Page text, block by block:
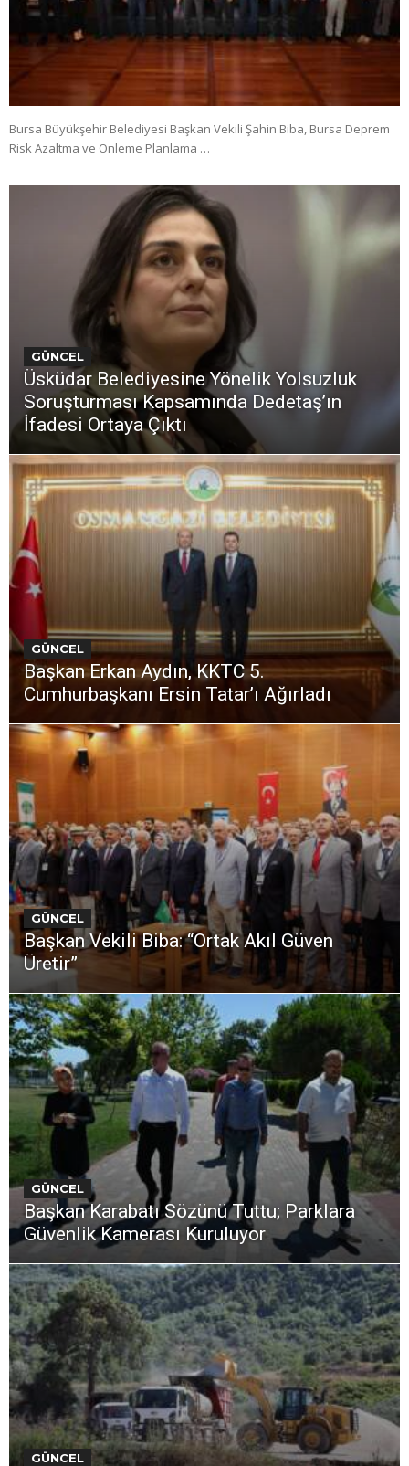
Bursa Büyükşehir Belediyesi Başkan Vekili Şahin Biba, Bursa Deprem
Risk Azaltma ve Önleme Planlama …
GÜNCEL
Üsküdar Belediyesine Yönelik Yolsuzluk
Soruşturması Kapsamında Dedetaş’ın
İfadesi Ortaya Çıktı
GÜNCEL
Başkan Erkan Aydın, KKTC 5.
Cumhurbaşkanı Ersin Tatar’ı Ağırladı
GÜNCEL
Başkan Vekili Biba: “Ortak Akıl Güven
Üretir”
GÜNCEL
Başkan Karabatı Sözünü Tuttu; Parklara
Güvenlik Kamerası Kuruluyor
GÜNCEL